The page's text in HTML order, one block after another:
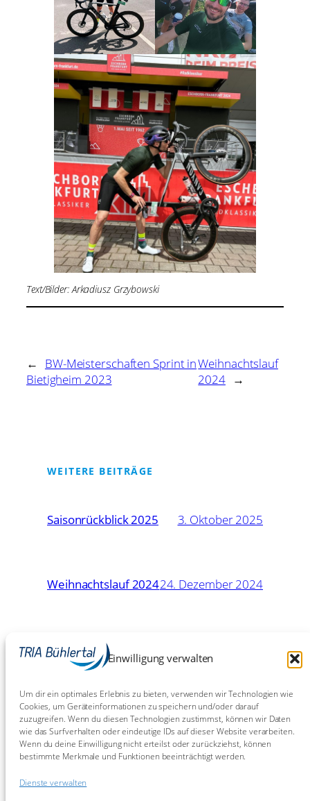
Einwilligung verwalten
Um dir ein optimales Erlebnis zu bieten, verwenden wir Technologien wie
Cookies, um Geräteinformationen zu speichern und/oder darauf
zuzugreifen. Wenn du diesen Technologien zustimmst, können wir Daten
wie das Surfverhalten oder eindeutige IDs auf dieser Website verarbeiten.
Wenn du deine Einwilligung nicht erteilst oder zurückziehst, können
bestimmte Merkmale und Funktionen beeinträchtigt werden.
Dienste verwalten
Text/Bilder: Arkadiusz Grzybowski
←
BW-Meisterschaften Sprint in
Bietigheim 2023
Weihnachtslauf
2024 →
WEITERE BEITRÄGE
Saisonrückblick 2025 3. Oktober 2025
Weihnachtslauf 202424. Dezember 2024
Eschborn-Frankfurt: Chaos
Chaos Chaos!
BW-Meisterschaften Sprint in
Bietigheim 2023
9. Juli
2023